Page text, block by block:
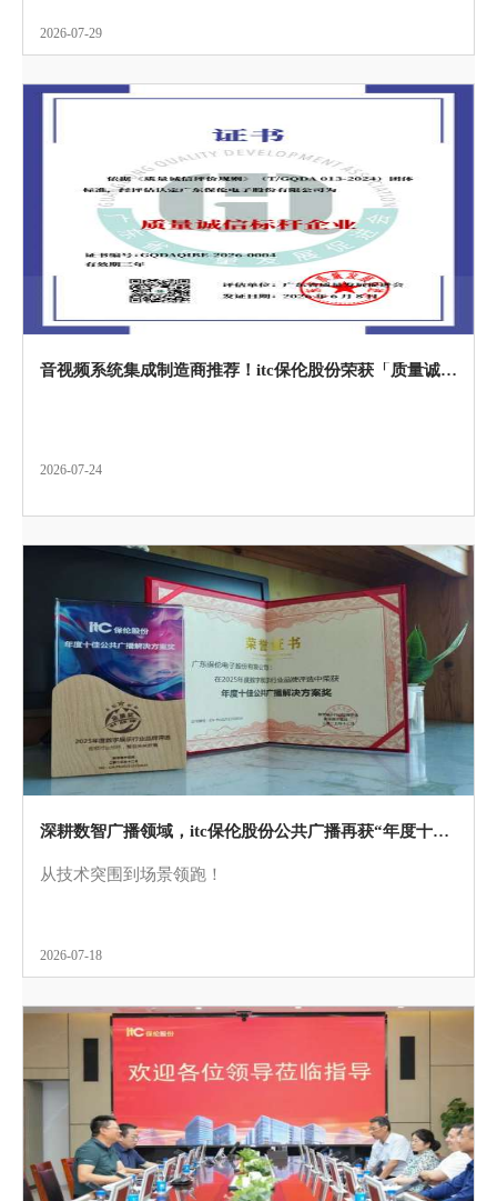
2026-07-29
音视频系统集成制造商推荐！itc保伦股份荣获「质量诚信标杆企业」
2026-07-24
深耕数智广播领域，itc保伦股份公共广播再获“年度十佳公共广播”！
从技术突围到场景领跑！
2026-07-18